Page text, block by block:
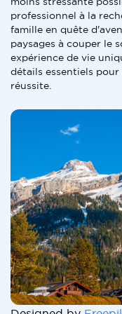
professionnel à la
famille en quête
paysages à couper le
expérience de vie
détails essentiels
réussite.